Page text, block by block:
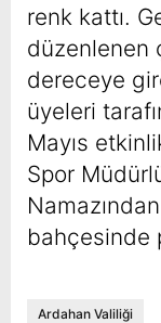
renk kattı.
düzenlenen
dereceye
üyeleri
Mayıs
Spor
bahçesinde
Ardahan Valiliği